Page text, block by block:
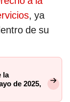
, ya
de su
la
de 2025,